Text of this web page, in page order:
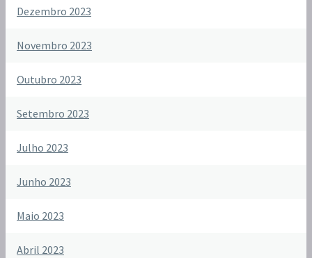
Dezembro 2023
Novembro 2023
Outubro 2023
Setembro 2023
Julho 2023
Junho 2023
Maio 2023
Abril 2023